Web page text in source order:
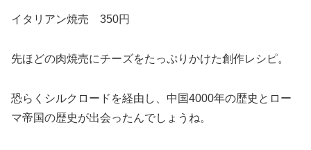
イタリアン焼売 350円
先ほどの肉焼売にチーズをたっぷりかけた創作レシピ。
恐らくシルクロードを経由し、中国4000年の歴史とロー
マ帝国の歴史が出会ったんでしょうね。